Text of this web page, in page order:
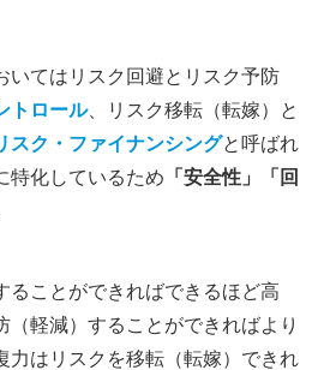
いてはリスク回避とリスク予防
トロール、リスク移転（転嫁）と
スク・ファイナンシングと呼ばれ
特化しているため 「安全性」「回
ることができればできるほど高
（軽減）することができればより
力はリスクを移転（転嫁）できれ